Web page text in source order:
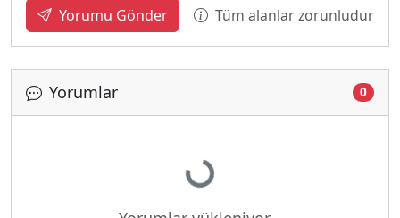
Yorumu Gönder Tüm alanlar zorunludur
Yorumlar 0
Yükleniyor...